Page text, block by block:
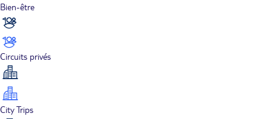
Bien-être
Circuits privés
City Trips